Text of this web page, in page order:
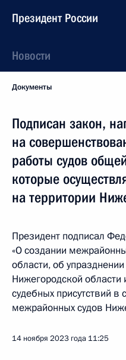
Президент России
Новости
Документы
Подписан закон,
на
работы судов
которые
на территории
Президент подписал
«О создании
области, об
Нижегородской
судебных присутствий в
межрайонных судов
14 ноября 2023 года 11:25